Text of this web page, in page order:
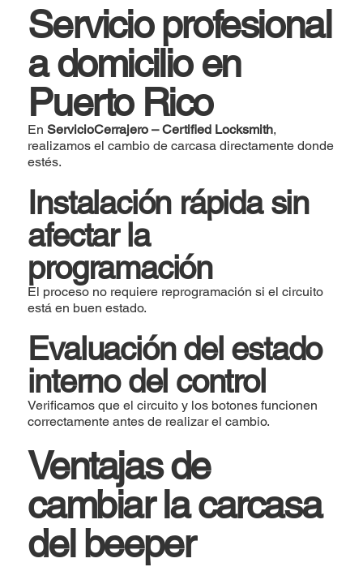
Servicio profesional
a domicilio en
Puerto Rico
EnServicioCerrajero – Certified Locksmith,
realizamos el cambio de carcasa directamente donde
estés.
Instalación rápida sin
afectar la
programación
El proceso no requiere reprogramación si el circuito
está en buen estado.
Evaluación del estado
interno del control
Verificamos que el circuito y los botones funcionen
correctamente antes de realizar el cambio.
Ventajas de
cambiar la carcasa
del beeper